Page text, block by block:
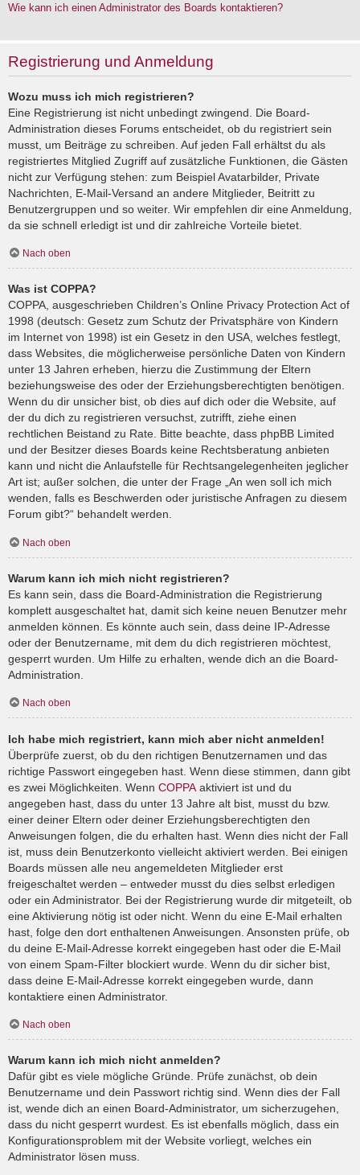
Wie kann ich einen Administrator des Boards kontaktieren?
Registrierung und Anmeldung
Wozu muss ich mich registrieren?
Eine Registrierung ist nicht unbedingt zwingend. Die Board-
Administration dieses Forums entscheidet, ob du registriert sein
musst, um Beiträge zu schreiben. Auf jeden Fall erhältst du als
registriertes Mitglied Zugriff auf zusätzliche Funktionen, die Gästen
nicht zur Verfügung stehen: zum Beispiel Avatarbilder, Private
Nachrichten, E-Mail-Versand an andere Mitglieder, Beitritt zu
Benutzergruppen und so weiter. Wir empfehlen dir eine Anmeldung,
da sie schnell erledigt ist und dir zahlreiche Vorteile bietet.
Nach oben
Was ist COPPA?
COPPA, ausgeschrieben Children’s Online Privacy Protection Act of
1998 (deutsch: Gesetz zum Schutz der Privatsphäre von Kindern
im Internet von 1998) ist ein Gesetz in den USA, welches festlegt,
dass Websites, die möglicherweise persönliche Daten von Kindern
unter 13 Jahren erheben, hierzu die Zustimmung der Eltern
beziehungsweise des oder der Erziehungsberechtigten benötigen.
Wenn du dir unsicher bist, ob dies auf dich oder die Website, auf
der du dich zu registrieren versuchst, zutrifft, ziehe einen
rechtlichen Beistand zu Rate. Bitte beachte, dass phpBB Limited
und der Besitzer dieses Boards keine Rechtsberatung anbieten
kann und nicht die Anlaufstelle für Rechtsangelegenheiten jeglicher
Art ist; außer solchen, die unter der Frage „An wen soll ich mich
wenden, falls es Beschwerden oder juristische Anfragen zu diesem
Forum gibt?“ behandelt werden.
Nach oben
Warum kann ich mich nicht registrieren?
Es kann sein, dass die Board-Administration die Registrierung
komplett ausgeschaltet hat, damit sich keine neuen Benutzer mehr
anmelden können. Es könnte auch sein, dass deine IP-Adresse
oder der Benutzername, mit dem du dich registrieren möchtest,
gesperrt wurden. Um Hilfe zu erhalten, wende dich an die Board-
Administration.
Nach oben
Ich habe mich registriert, kann mich aber nicht anmelden!
Überprüfe zuerst, ob du den richtigen Benutzernamen und das
richtige Passwort eingegeben hast. Wenn diese stimmen, dann gibt
es zwei Möglichkeiten. Wenn COPPA aktiviert ist und du
angegeben hast, dass du unter 13 Jahre alt bist, musst du bzw.
einer deiner Eltern oder deiner Erziehungsberechtigten den
Anweisungen folgen, die du erhalten hast. Wenn dies nicht der Fall
ist, muss dein Benutzerkonto vielleicht aktiviert werden. Bei einigen
Boards müssen alle neu angemeldeten Mitglieder erst
freigeschaltet werden – entweder musst du dies selbst erledigen
oder ein Administrator. Bei der Registrierung wurde dir mitgeteilt, ob
eine Aktivierung nötig ist oder nicht. Wenn du eine E-Mail erhalten
hast, folge den dort enthaltenen Anweisungen. Ansonsten prüfe, ob
du deine E-Mail-Adresse korrekt eingegeben hast oder die E-Mail
von einem Spam-Filter blockiert wurde. Wenn du dir sicher bist,
dass deine E-Mail-Adresse korrekt eingegeben wurde, dann
kontaktiere einen Administrator.
Nach oben
Warum kann ich mich nicht anmelden?
Dafür gibt es viele mögliche Gründe. Prüfe zunächst, ob dein
Benutzername und dein Passwort richtig sind. Wenn dies der Fall
ist, wende dich an einen Board-Administrator, um sicherzugehen,
dass du nicht gesperrt wurdest. Es ist ebenfalls möglich, dass ein
Konfigurationsproblem mit der Website vorliegt, welches ein
Administrator lösen muss.